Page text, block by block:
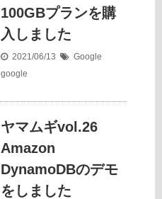
100GBプランを購
入しました
2021/06/13
Google
google
ヤマムギvol.26
Amazon
DynamoDBのデモ
をしました